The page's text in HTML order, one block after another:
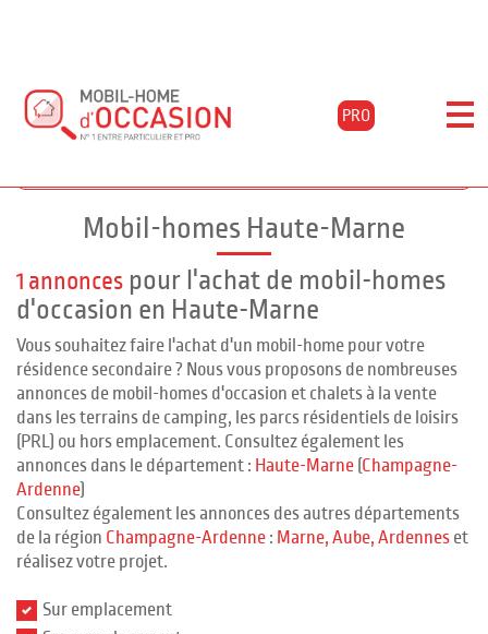
PRO
Accueil Acheter Champagne-ardenne Haute-marne
Mobil-homes Haute-Marne
1 annonces pour l'achat de mobil-homes
d'occasion en Haute-Marne
Vous souhaitez faire l'achat d'un mobil-home pour votre
résidence secondaire ? Nous vous proposons de nombreuses
annonces de mobil-homes d'occasion et chalets à la vente
dans les terrains de camping, les parcs résidentiels de loisirs
(PRL) ou hors emplacement. Consultez également les
annonces dans le département : Haute-Marne (Champagne-
Ardenne)
Consultez également les annonces des autres départements
de la région Champagne-Ardenne : Marne, Aube, Ardennes et
réalisez votre projet.
Sur emplacement